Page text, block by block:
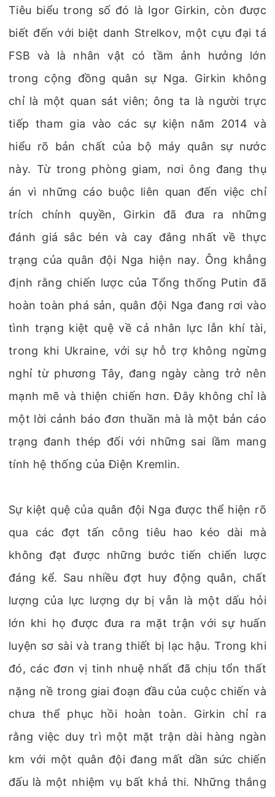
Tiêu biểu trong số đó là Igor Girkin, còn được
biết đến với biệt danh Strelkov, một cựu đại tá
FSB và là nhân vật có tầm ảnh hưởng lớn
trong cộng đồng quân sự Nga. Girkin không
chỉ là một quan sát viên; ông ta là người trực
tiếp tham gia vào các sự kiện năm 2014 và
hiểu rõ bản chất của bộ máy quân sự nước
này. Từ trong phòng giam, nơi ông đang thụ
án vì những cáo buộc liên quan đến việc chỉ
trích chính quyền, Girkin đã đưa ra những
đánh giá sắc bén và cay đắng nhất về thực
trạng của quân đội Nga hiện nay. Ông khẳng
định rằng chiến lược của Tổng thống Putin đã
hoàn toàn phá sản, quân đội Nga đang rơi vào
tình trạng kiệt quệ về cả nhân lực lẫn khí tài,
trong khi Ukraine, với sự hỗ trợ không ngừng
nghỉ từ phương Tây, đang ngày càng trở nên
mạnh mẽ và thiện chiến hơn. Đây không chỉ là
một lời cảnh báo đơn thuần mà là một bản cáo
trạng đanh thép đối với những sai lầm mang
tính hệ thống của Điện Kremlin.
Sự kiệt quệ của quân đội Nga được thể hiện rõ
qua các đợt tấn công tiêu hao kéo dài mà
không đạt được những bước tiến chiến lược
đáng kể. Sau nhiều đợt huy động quân, chất
lượng của lực lượng dự bị vẫn là một dấu hỏi
lớn khi họ được đưa ra mặt trận với sự huấn
luyện sơ sài và trang thiết bị lạc hậu. Trong khi
đó, các đơn vị tinh nhuệ nhất đã chịu tổn thất
nặng nề trong giai đoạn đầu của cuộc chiến và
chưa thể phục hồi hoàn toàn. Girkin chỉ ra
rằng việc duy trì một mặt trận dài hàng ngàn
km với một quân đội đang mất dần sức chiến
đấu là một nhiệm vụ bất khả thi. Những thắng